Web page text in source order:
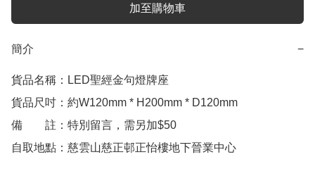
加至購物車
簡介 −
貨品名稱：LED聖經金句燈牌座
貨品尺吋：約W120mm * H200mm * D120mm
備　　註：特別留言，需另加$50
自取地點：慈雲山慈正邨正怡樓地下晉業中心